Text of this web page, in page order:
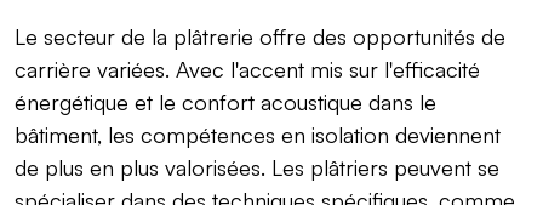
Le secteur de la plâtrerie offre des opportunités de
carrière variées. Avec l'accent mis sur l'efficacité
énergétique et le confort acoustique dans le
bâtiment, les compétences en isolation deviennent
de plus en plus valorisées. Les plâtriers peuvent se